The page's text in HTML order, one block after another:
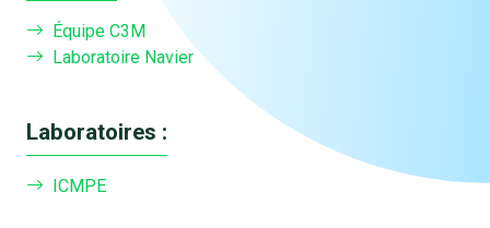
Équipe C3M
Laboratoire Navier
Laboratoires :
ICMPE